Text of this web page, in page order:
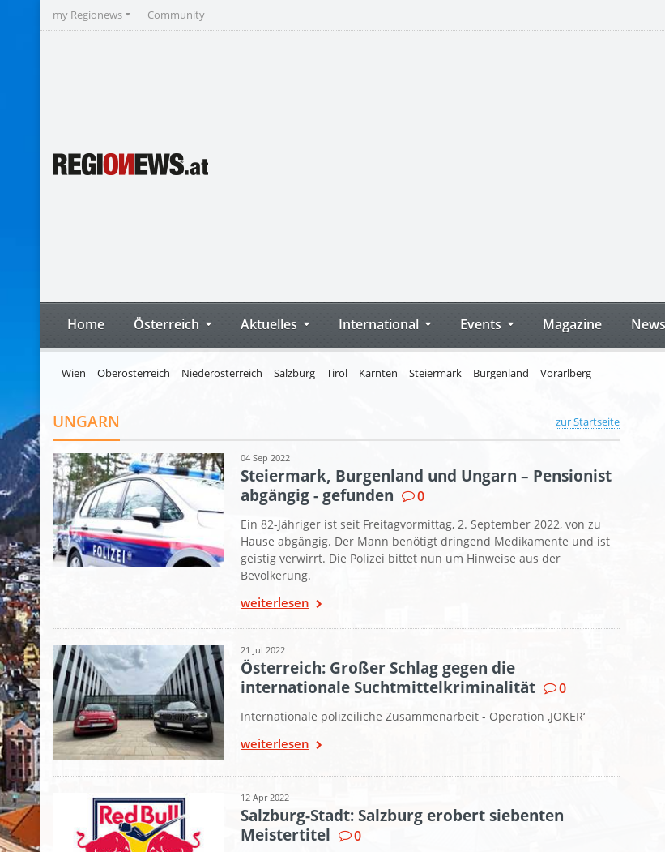
my Regionews Community
Home Österreich Aktuelles International Events Magazine
Wien Oberösterreich Niederösterreich Salzburg Tirol Kärnten Steiermark Burgenland Vorarlberg
zur Startseite
UNGARN
04 Sep 2022
Steiermark, Burgenland und Ungarn – Pensionist
abgängig - gefunden
0
Ein 82-Jähriger ist seit Freitagvormittag, 2. September 2022, von zu
Hause abgängig. Der Mann benötigt dringend Medikamente und ist
geistig verwirrt. Die Polizei bittet nun um Hinweise aus der
Bevölkerung.
weiterlesen
21 Jul 2022
Österreich: Großer Schlag gegen die
internationale Suchtmittelkriminalität
0
Internationale polizeiliche Zusammenarbeit - Operation ‚JOKER‘
weiterlesen
12 Apr 2022
Salzburg-Stadt: Salzburg erobert siebenten
Meistertitel
0